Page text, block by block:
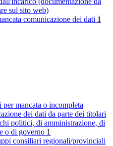
sul sito web)
comunicazione dei dati 1
per mancata o incompleta
dei dati da parte dei titolari
politici, di amministrazione, di
o di governo 1
consiliari regionali/provinciali